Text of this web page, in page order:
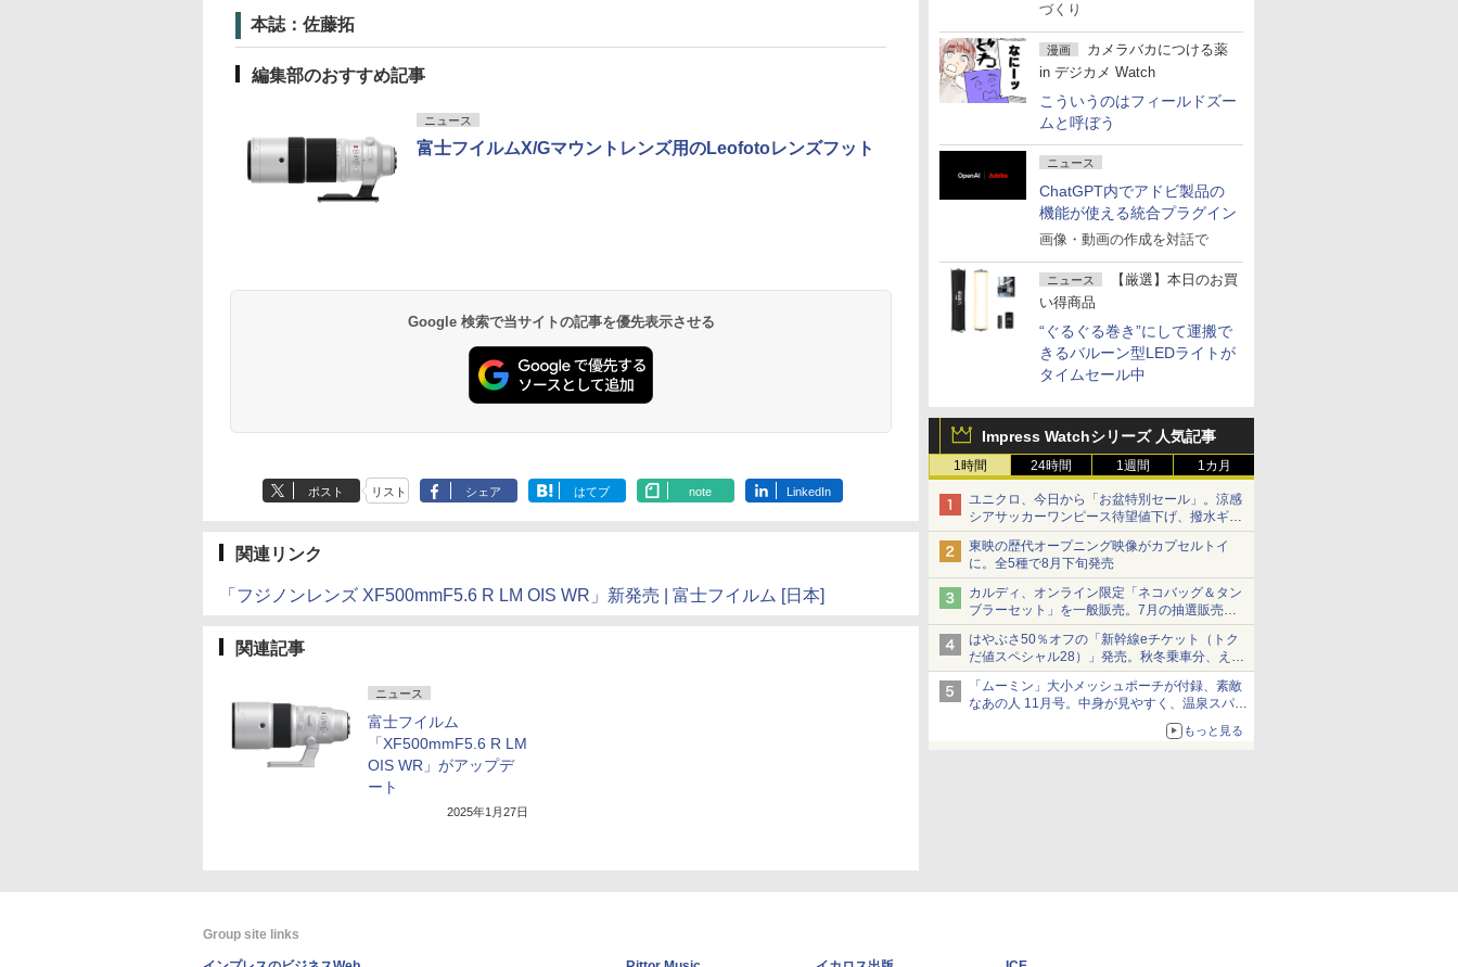
づくり
漫画
カメラバカにつける薬
in デジカメ Watch
こういうのはフィールドズー
ムと呼ぼう
ニュース
ChatGPT内でアドビ製品の
機能が使える統合プラグイン
画像・動画の作成を対話で
ニュース
【厳選】本日のお買
い得商品
“ぐるぐる巻き”にして運搬で
きるバルーン型LEDライトが
タイムセール中
Impress Watchシリーズ 人気記事
1時間 24時間 1週間 1カ月
ユニクロ、今日から「お盆特別セール」。涼感
シアサッカーワンピース待望値下げ、撥水ギア
ショーツは1990円に
東映の歴代オープニング映像がカプセルトイ
に。全5種で8月下旬発売
カルディ、オンライン限定「ネコバッグ＆タン
ブラーセット」を一般販売。7月の抽選販売の
当選無効分
はやぶさ50％オフの「新幹線eチケット（トク
だ値スペシャル28）」発売。秋冬乗車分、えき
ねっと限定
「ムーミン」大小メッシュポーチが付録、素敵
なあの人 11月号。中身が見やすく、温泉スパに
もっと見る
本誌：佐藤拓
編集部のおすすめ記事
ニュース
富士フイルムX/Gマウントレンズ用のLeofotoレンズフット
Google 検索で当サイトの記事を優先表示させる
ポスト リスト シェア はてブ note LinkedIn
関連リンク
「フジノンレンズ XF500mmF5.6 R LM OIS WR」新発売 | 富士フイルム [日本]
関連記事
ニュース
富士フイルム
「XF500mmF5.6 R LM
OIS WR」がアップデ
ート
2025年1月27日
Group site links